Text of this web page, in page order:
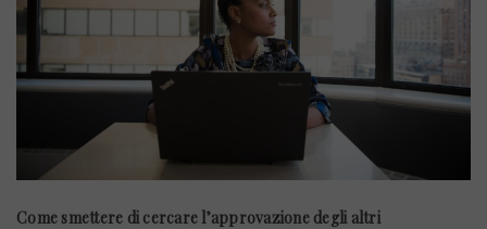
Come smettere di cercare l’approvazione degli altri